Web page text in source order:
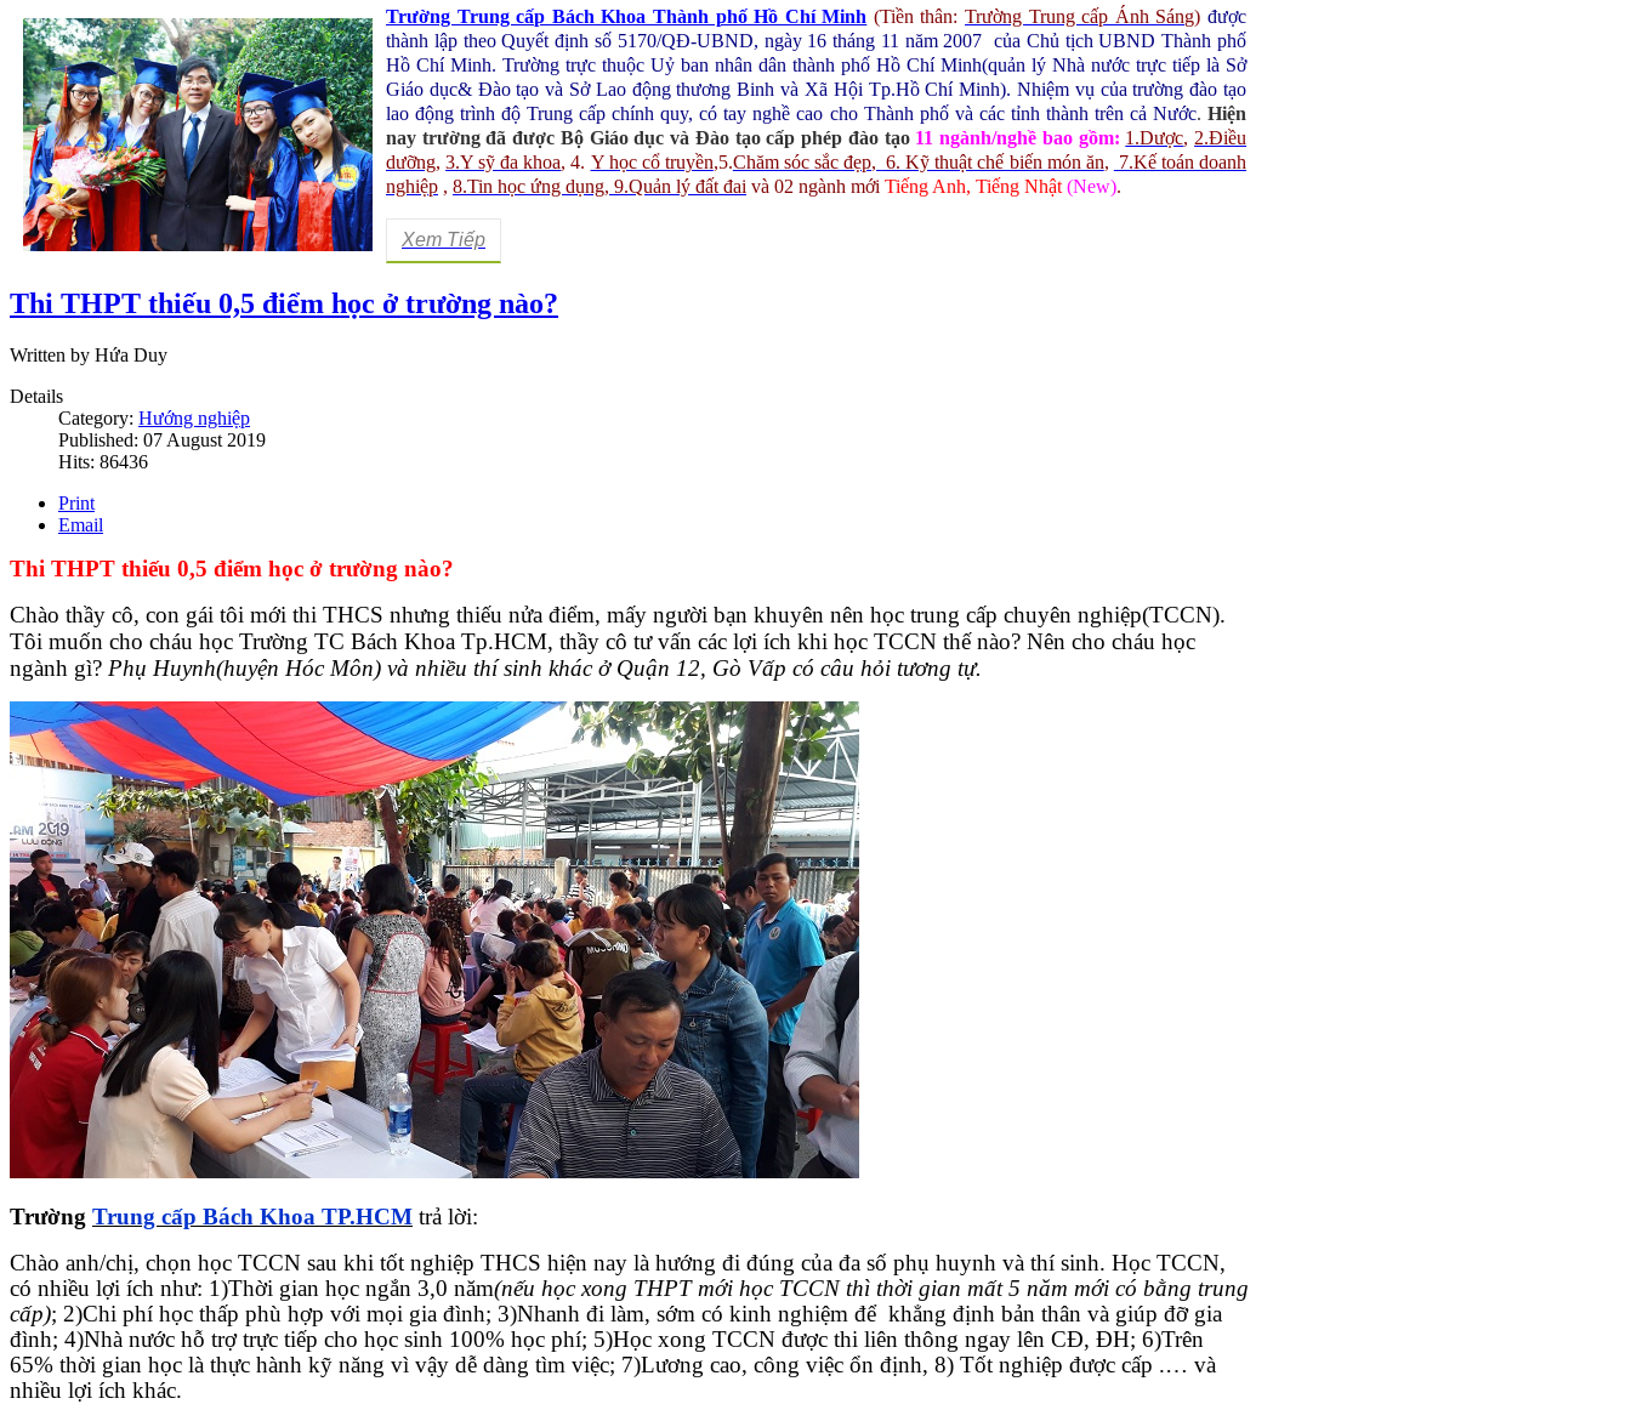
Trường Trung cấp Bách Khoa Thành phố Hồ Chí Minh (Tiền thân:Trường Trung cấp Ánh Sáng) được
thành lập theo Quyết định số 5170/QĐ-UBND, ngày 16 tháng 11 năm 2007 của Chủ tịch UBND Thành phố
Hồ Chí Minh. Trường trực thuộc Uỷ ban nhân dân thành phố Hồ Chí Minh(quản lý Nhà nước trực tiếp là Sở
Giáo dục& Đào tạo và Sở Lao động thương Binh và Xã Hội Tp.Hồ Chí Minh). Nhiệm vụ của trường đào tạo
lao động trình độ Trung cấp chính quy, có tay nghề cao cho Thành phố và các tỉnh thành trên cả Nước.Hiện
nay trường đã được Bộ Giáo dục và Đào tạo cấp phép đào tạo11 ngành/nghề bao gồm: 1.Dược, 2.Điều
dưỡng,3.Y sỹ đa khoa,4. Y học cổ truyền,5.Chăm sóc sắc đẹp, 6. Kỹ thuật chế biến món ăn, 7.Kế toán doanh
nghiệp , 8.Tin học ứng dụng, 9.Quản lý đất đai và 02 ngành mới Tiếng Anh, Tiếng Nhật (New).
Xem Tiếp
Thi THPT thiếu 0,5 điểm học ở trường nào?
Written by Hứa Duy
Details
Category: Hướng nghiệp
Published: 07 August 2019
Hits: 86436
Print
Email
Thi THPT thiếu 0,5 điểm học ở trường nào?
Chào thầy cô, con gái tôi mới thi THCS nhưng thiếu nửa điểm, mấy người bạn khuyên nên học trung cấp chuyên nghiệp(TCCN).
Tôi muốn cho cháu học Trường TC Bách Khoa Tp.HCM, thầy cô tư vấn các lợi ích khi học TCCN thế nào? Nên cho cháu học
ngành gì? Phụ Huynh(huyện Hóc Môn) và nhiều thí sinh khác ở Quận 12, Gò Vấp có câu hỏi tương tự.
Trường Trung cấp Bách Khoa TP.HCM trả lời:
Chào anh/chị, chọn học TCCN sau khi tốt nghiệp THCS hiện nay là hướng đi đúng của đa số phụ huynh và thí sinh. Học TCCN,
có nhiều lợi ích như: 1)Thời gian học ngắn 3,0 năm(nếu học xong THPT mới học TCCN thì thời gian mất 5 năm mới có bằng trung
cấp); 2)Chi phí học thấp phù hợp với mọi gia đình; 3)Nhanh đi làm, sớm có kinh nghiệm để khẳng định bản thân và giúp đỡ gia
đình; 4)Nhà nước hỗ trợ trực tiếp cho học sinh 100% học phí; 5)Học xong TCCN được thi liên thông ngay lên CĐ, ĐH; 6)Trên
65% thời gian học là thực hành kỹ năng vì vậy dễ dàng tìm việc; 7)Lương cao, công việc ổn định, 8) Tốt nghiệp được cấp .… và
nhiều lợi ích khác.